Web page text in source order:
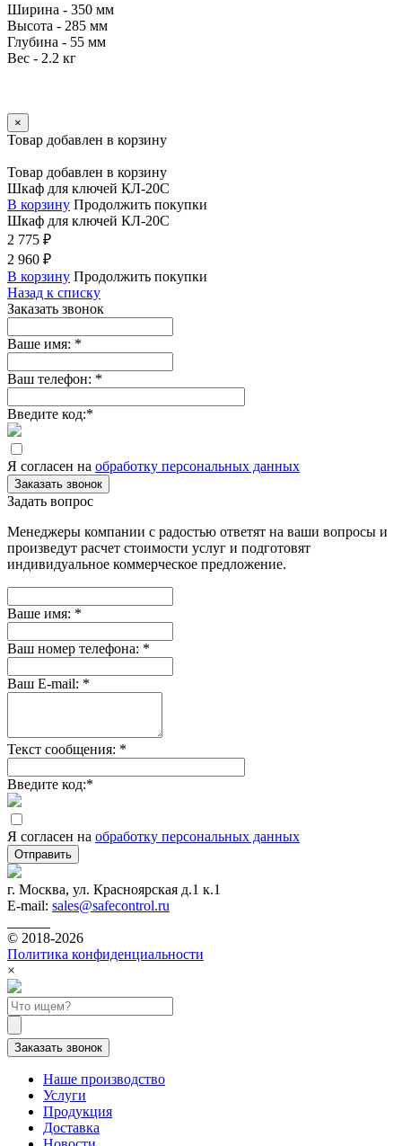
Ширина - 350 мм
Высота - 285 мм
Глубина - 55 мм
Вес - 2.2 кг
×
Товар добавлен в корзину
Товар добавлен в корзину
Шкаф для ключей КЛ-20С
В корзину Продолжить покупки
Шкаф для ключей КЛ-20С
2 775 ₽
2 960 ₽
В корзину Продолжить покупки
Назад к списку
Заказать звонок
Ваше имя: *
Ваш телефон: *
Введите код:*
Я согласен на обработку персональных данных
Заказать звонок
Задать вопрос
Менеджеры компании с радостью ответят на ваши вопросы и
произведут расчет стоимости услуг и подготовят
индивидуальное коммерческое предложение.
Ваше имя: *
Ваш номер телефона: *
Ваш E-mail: *
Текст сообщения: *
Введите код:*
Я согласен на обработку персональных данных
Отправить
г. Москва, ул. Красноярская д.1 к.1
E-mail: sales@safecontrol.ru
© 2018-2026
Политика конфиденциальности
×
Заказать звонок
Наше производство
Услуги
Продукция
Доставка